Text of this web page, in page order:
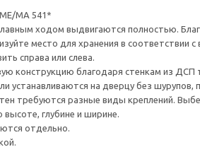
MA 541*
ходом выдвигаются полностью.
место для хранения в соответствии
справа или слева.
конструкцию благодаря стенкам из ДСП
устанавливаются на дверцу без шурупов,
требуются разные виды креплений.
высоте, глубине и ширине.
отдельно.